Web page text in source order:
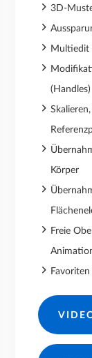
3D-
Multiedit
(Handles)
Körper
Freie